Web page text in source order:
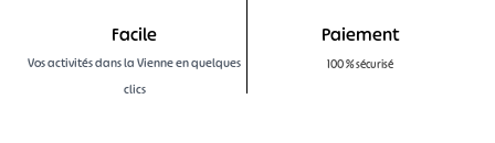
Facile
Vos activités dans la Vienne en quelques
clics
Paiement
100 % sécurisé